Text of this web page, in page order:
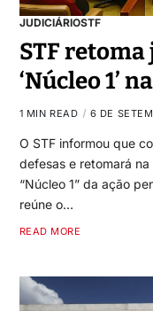
JUDICIÁRIOSTF
STF
‘Núcleo 1’
1 MIN READ 6 DE
O STF informou que
defesas e retomará
“Núcleo 1” da ação
reúne o…
READ MORE